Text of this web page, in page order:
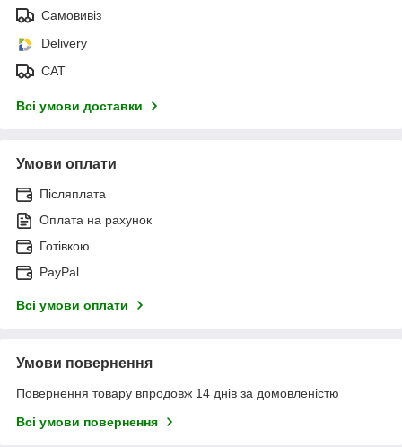
Самовивіз
Delivery
САТ
Всі умови доставки
Умови оплати
Післяплата
Оплата на рахунок
Готівкою
PayPal
Всі умови оплати
Умови повернення
Повернення товару впродовж 14 днів за домовленістю
Всі умови повернення